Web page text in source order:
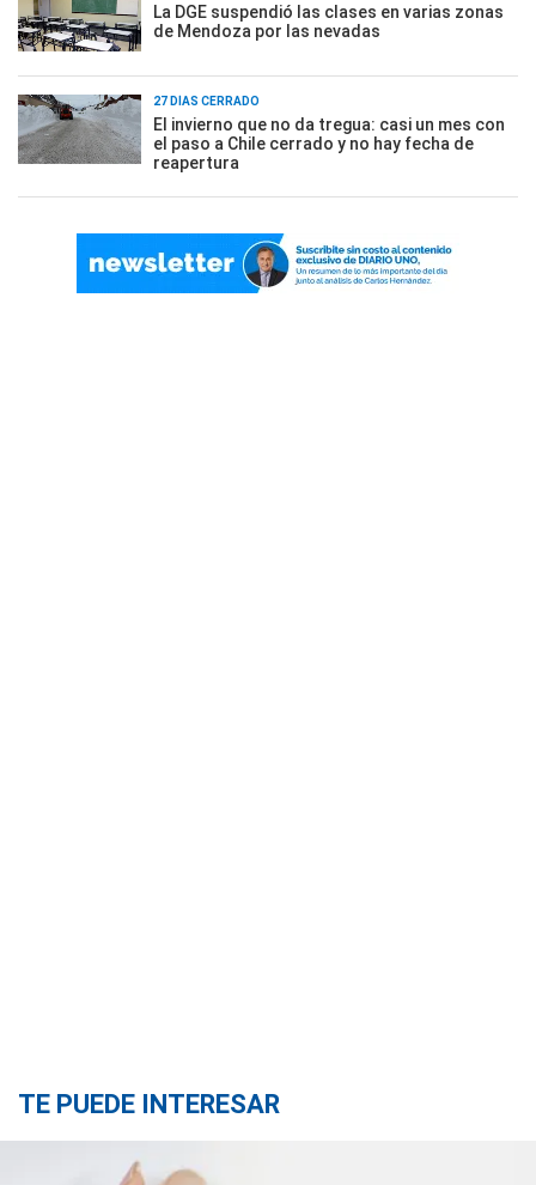
La DGE suspendió las clases en varias zonas
de Mendoza por las nevadas
27 DÍAS CERRADO
El invierno que no da tregua: casi un mes con
el paso a Chile cerrado y no hay fecha de
reapertura
TE PUEDE INTERESAR